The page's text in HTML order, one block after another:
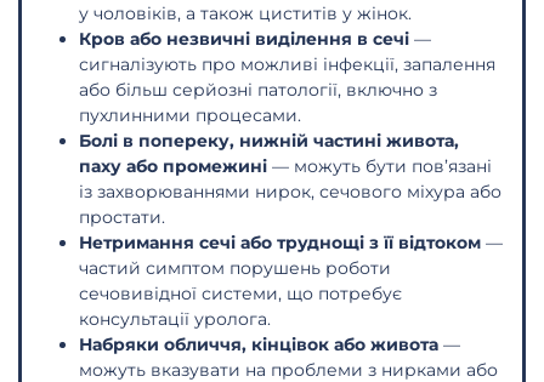
у чоловіків, а також циститів у жінок.
Кров або незвичні виділення в сечі —
сигналізують про можливі інфекції, запалення
або більш серйозні патології, включно з
пухлинними процесами.
Болі в попереку, нижній частині живота,
паху або промежині — можуть бути пов’язані
із захворюваннями нирок, сечового міхура або
простати.
Нетримання сечі або труднощі з її відтоком —
частий симптом порушень роботи
сечовивідної системи, що потребує
консультації уролога.
Набряки обличчя, кінцівок або живота —
можуть вказувати на проблеми з нирками або